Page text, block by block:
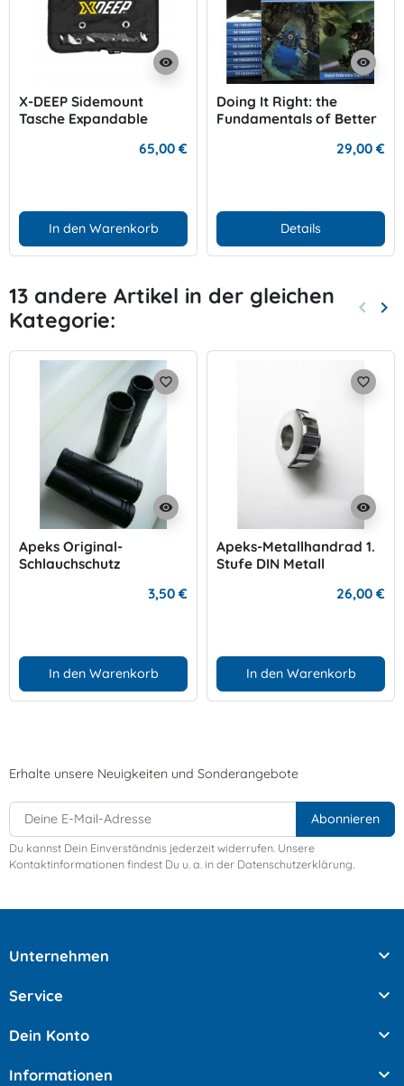
visibility
X-DEEP Sidemount
Tasche Expandable
65,00 €
In den Warenkorb
visibility
Doing It Right: the
Fundamentals of Better
29,00 €
Details
13 andere Artikel in der gleichen
Kategorie:
Zurück
keyboard_arrow_left keyboard_arrow_right
visibility
favorite_border
Apeks Original-
Schlauchschutz
3,50 €
In den Warenkorb
visibility
favorite_border
Apeks-Metallhandrad 1.
Stufe DIN Metall
26,00 €
In den Warenkorb
Erhalte unsere Neuigkeiten und Sonderangebote
Du kannst Dein Einverständnis jederzeit widerrufen. Unsere
Kontaktinformationen findest Du u. a. in der Datenschutzerklärung.
Unternehmen 
Service 
Dein Konto 
Informationen 